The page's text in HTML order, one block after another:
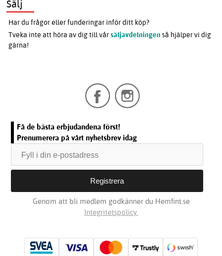
Sälj
Har du frågor eller funderingar inför ditt köp?
Tveka inte att höra av dig till vårsäljavdelningen så hjälper vi dig
gärna!
Få de bästa erbjudandena först!
Prenumerera på vårt nyhetsbrev idag
Genom att bli medlem godkänner du Hemfint.se
Integritetspolicy.